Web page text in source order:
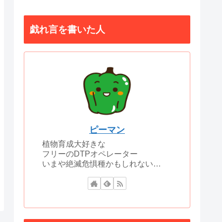
戯れ言を書いた人
ピーマン
植物育成大好きな
フリーのDTPオペレーター
いまや絶滅危惧種かもしれない…